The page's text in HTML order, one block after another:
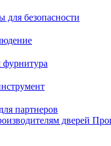
для безопасности
фурнитура
партнеров